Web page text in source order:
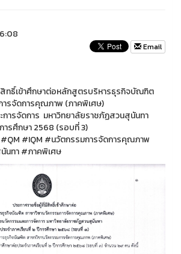
Email
ทธิ์เข้าศึกษาต่อหลักสูตรบริหารธุรกิจบัณฑิต
ารจัดการคุณภาพ (ภาคพิเศษ)
ารจัดการ มหาวิทยาลัยราชภัฏสวนสุนันทา
ารศึกษา 2568 (รอบที่ 3)
#IQM #นวัตกรรมการจัดการคุณภาพ
นทา #ภาคพิเศษ